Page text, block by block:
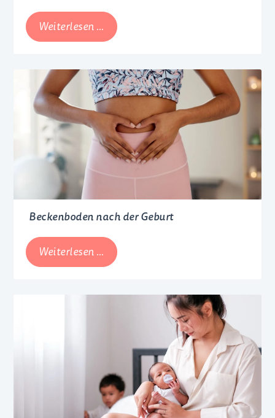
Weiterlesen … Entwicklung
des
im
ersten
Lebensjahr
Beckenboden nach der Geburt
Weiterlesen … Beckenboden
nach